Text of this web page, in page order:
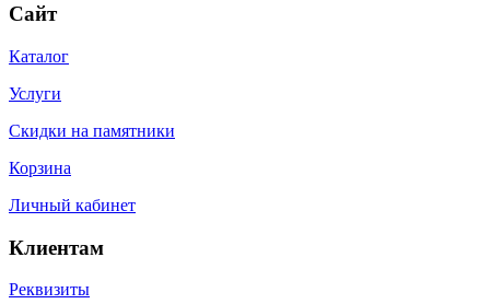
Сайт
Каталог
Услуги
Скидки на памятники
Корзина
Личный кабинет
Клиентам
Реквизиты